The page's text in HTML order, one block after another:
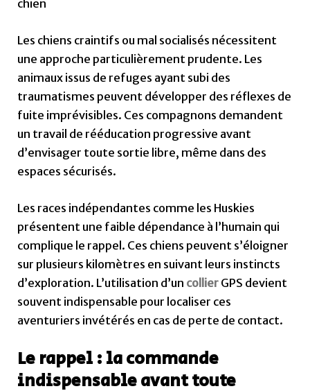
chien
Les chiens craintifs ou mal socialisés nécessitent
une approche particulièrement prudente. Les
animaux issus de refuges ayant subi des
traumatismes peuvent développer des réflexes de
fuite imprévisibles. Ces compagnons demandent
un travail de rééducation progressive avant
d’envisager toute sortie libre, même dans des
espaces sécurisés.
Les races indépendantes comme les Huskies
présentent une faible dépendance à l’humain qui
complique le rappel. Ces chiens peuvent s’éloigner
sur plusieurs kilomètres en suivant leurs instincts
d’exploration. L’utilisation d’un collier GPS devient
souvent indispensable pour localiser ces
aventuriers invétérés en cas de perte de contact.
Le rappel : la commande
indispensable avant toute